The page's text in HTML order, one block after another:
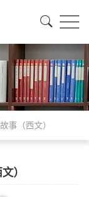
事（西文）
）